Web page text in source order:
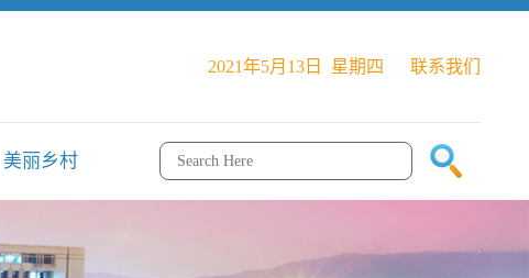
2021年5月13日 星期四 联系我们
美丽乡村